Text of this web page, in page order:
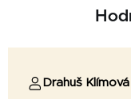
Drahuš Klímová